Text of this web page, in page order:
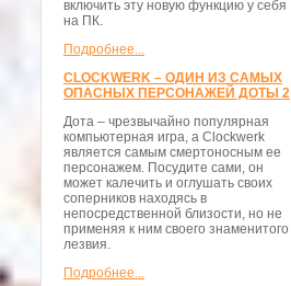
включить эту новую функцию у себя
на ПК.
Подробнее...
CLOCKWERK – ОДИН ИЗ САМЫХ
ОПАСНЫХ ПЕРСОНАЖЕЙ ДОТЫ 2
Дота – чрезвычайно популярная
компьютерная игра, а Clockwerk
является самым смертоносным ее
персонажем. Посудите сами, он
может калечить и оглушать своих
соперников находясь в
непосредственной близости, но не
применяя к ним своего знаменитого
лезвия.
Подробнее...